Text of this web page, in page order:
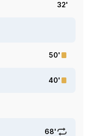
32'
50'
40'
68'